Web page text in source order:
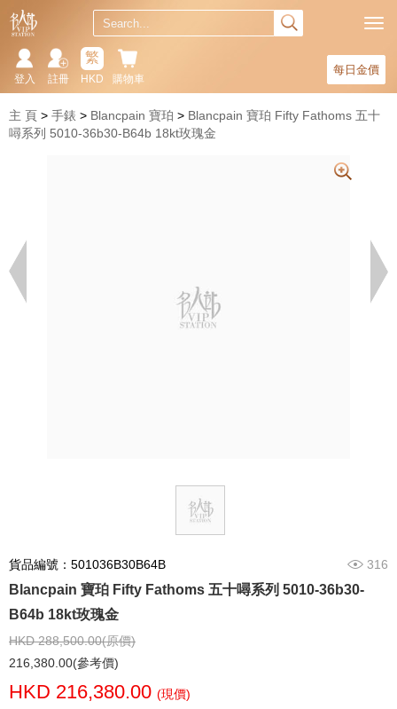
每日金價
購物車
繁
HKD
註冊
登入
主 頁 手錶 Blancpain 寶珀
Blancpain 寶珀 Fifty Fathoms 五十
噚系列 5010-36b30-B64b 18kt玫瑰金
貨品編號：501036B30B64B 316
Blancpain 寶珀 Fifty Fathoms 五十噚系列 5010-36b30-
B64b 18kt玫瑰金
HKD 288,500.00(原價)
216,380.00(參考價)
HKD 216,380.00 (現價)